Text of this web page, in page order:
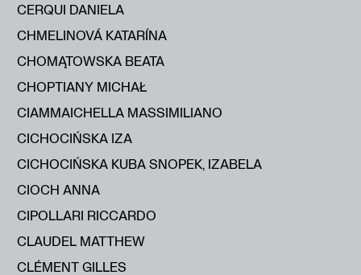
CERQUI DANIELA
CHMELINOVÁ KATARÍNA
CHOMĄTOWSKA BEATA
CHOPTIANY MICHAŁ
CIAMMAICHELLA MASSIMILIANO
CICHOCIŃSKA IZA
CICHOCIŃSKA KUBA SNOPEK, IZABELA
CIOCH ANNA
CIPOLLARI RICCARDO
CLAUDEL MATTHEW
CLÉMENT GILLES